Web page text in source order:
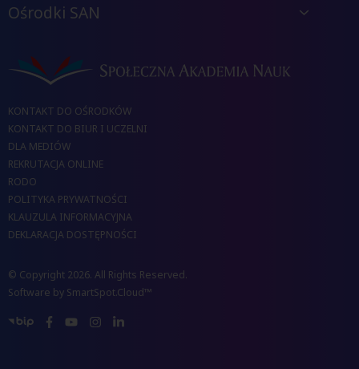
Ośrodki SAN
KONTAKT DO OŚRODKÓW
KONTAKT DO BIUR I UCZELNI
DLA MEDIÓW
REKRUTACJA ONLINE
RODO
POLITYKA PRYWATNOŚCI
KLAUZULA INFORMACYJNA
DEKLARACJA DOSTĘPNOŚCI
© Copyright 2026. All Rights Reserved.
Software by SmartSpot.Cloud™